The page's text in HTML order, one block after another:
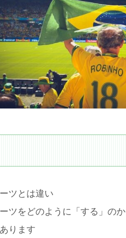
ツとは違い
ツをどのように「する」のか
ります